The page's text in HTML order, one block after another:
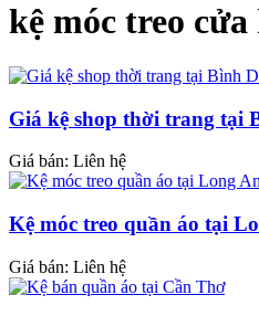
kệ móc treo
Giá kệ shop thời trang tại
Giá bán: Liên hệ
Kệ móc treo quần áo tại
Giá bán: Liên hệ